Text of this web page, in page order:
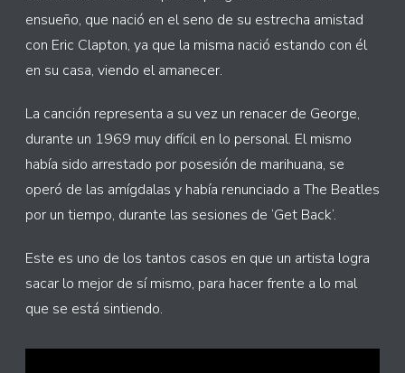
ensueño, que nació en el seno de su estrecha amistad
con Eric Clapton, ya que la misma nació estando con él
en su casa, viendo el amanecer.
La canción representa a su vez un renacer de George,
durante un 1969 muy difícil en lo personal. El mismo
había sido arrestado por posesión de marihuana, se
operó de las amígdalas y había renunciado a The Beatles
por un tiempo, durante las sesiones de ‘Get Back’.
Este es uno de los tantos casos en que un artista logra
sacar lo mejor de sí mismo, para hacer frente a lo mal
que se está sintiendo.